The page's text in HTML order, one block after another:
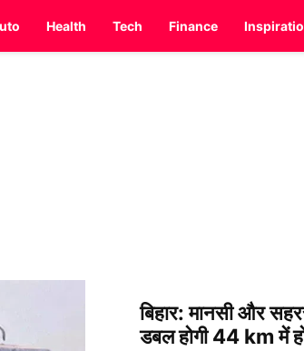
Health Tech Finance
बिहार: मानसी और
डबल होगी 44 km में